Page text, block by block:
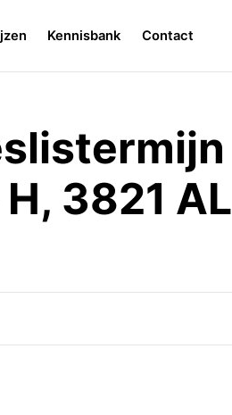
Kennisbank Contact
3821 AL